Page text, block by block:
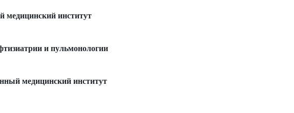
медицинский институт
и пульмонологии
медицинский институт